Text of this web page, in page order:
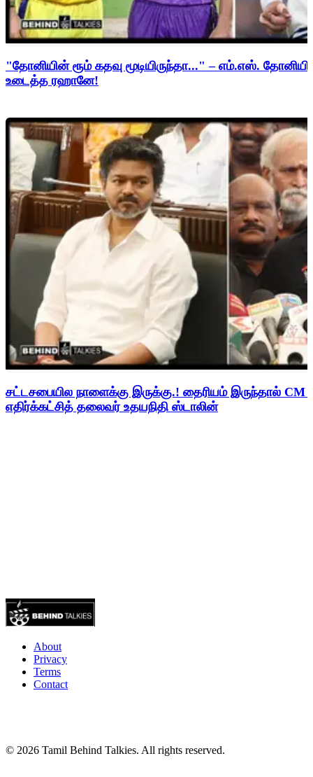
"தோனியின் ரூம் கதவு மூடியிருந்தா..." – எம்.எஸ்.
உடைத்த ரஹானே!
சட்டசபையில நாளைக்கு இருக்கு.! தைரியம் இருந்தால்
எதிர்க்கட்சித் தலைவர் உதயநிதி ஸ்டாலின்
About
Privacy
Terms
Contact
© 2026 Tamil Behind Talkies. All rights reserved.